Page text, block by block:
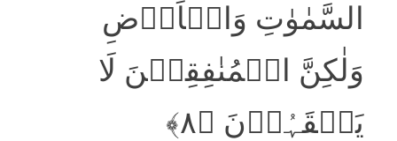
السَّمٰوٰتِ وَالۡاَرۡضِ
وَلٰکِنَّ الۡمُنٰفِقِیۡنَ لَا
یَفۡقَہُوۡنَ ﴿۸﴾